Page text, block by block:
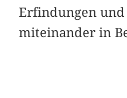
Erfindungen und
miteinander in